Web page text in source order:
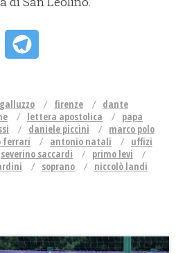
firenze
dante
lettera apostolica
papa
daniele piccini
marco polo
ferrari antonio natali
uffizi
severino saccardi
primo levi
soprano niccolò landi